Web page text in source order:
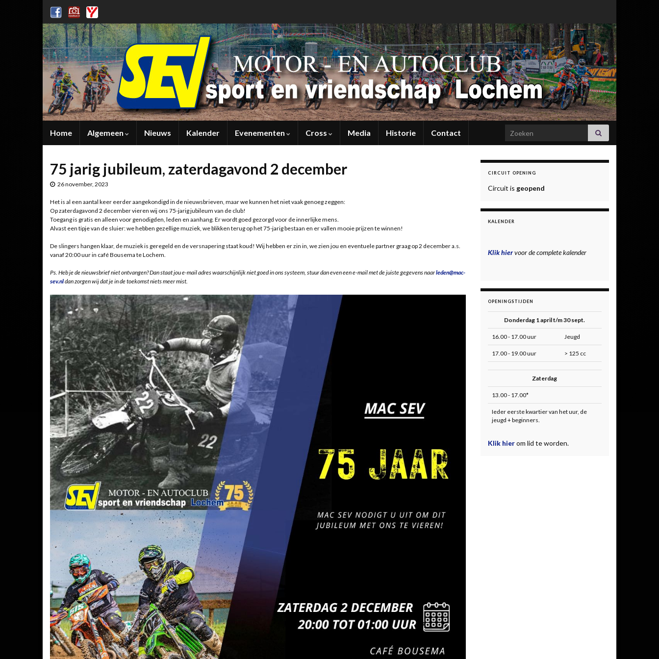
Home Algemeen Nieuws Kalender Evenementen Cross Media Historie Contact Search for:
75 jarig jubileum, zaterdagavond 2 december
26 november, 2023
Het is al een aantal keer eerder aangekondigd in de nieuwsbrieven, maar we kunnen het niet vaak genoeg zeggen:
Op zaterdagavond 2 december vieren wij ons 75-jarig jubileum van de club!
Toegang is gratis en alleen voor genodigden, leden en aanhang. Er wordt goed gezorgd voor de innerlijke mens.
Alvast een tipje van de sluier: we hebben gezellige muziek, we blikken terug op het 75-jarig bestaan en er vallen mooie prijzen te winnen!
De slingers hangen klaar, de muziek is geregeld en de versnapering staat koud! Wij hebben er zin in, we zien jou en eventuele partner graag op 2 december a.s.
vanaf 20:00 uur in café Bousema te Lochem.
Ps. Heb je de nieuwsbrief niet ontvangen? Dan staat jou e-mail adres waarschijnlijk niet goed in ons systeem, stuur dan even een e-mail met de juiste gegevens naarleden@mac-
sev.nldan zorgen wij dat je in de toekomst niets meer mist.
CIRCUIT OPENING
Circuit is geopend
KALENDER
Klik hiervoor de complete kalender
OPENINGSTIJDEN
Donderdag 1 april t/m 30 sept.
16.00 - 17.00 uur Jeugd
17.00 - 19.00 uur > 125 cc
Zaterdag
13.00 - 17.00*
Ieder eerste kwartier van het uur, de
jeugd + beginners.
Klik hierom lid te worden.